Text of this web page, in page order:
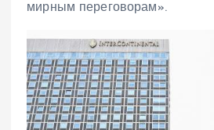
мирным переговорам».